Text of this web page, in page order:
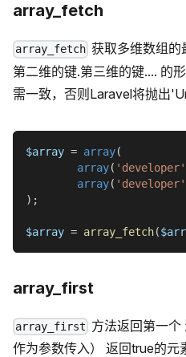
array_fetch
array_fetch 获取多维数组的
第二维的键.第三维的键.... 的
需一致，否则Laravel将抛出
$array = array(
array( 'developer'
array( 'developer'
) ;
$array = array_fetch(
array_first
array_first 方法返回第一
作为参数传入） 返回true的元